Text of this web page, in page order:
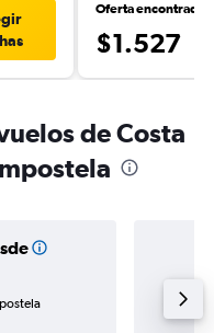
Oferta encontrada
$1.527
de Costa
Vuelo